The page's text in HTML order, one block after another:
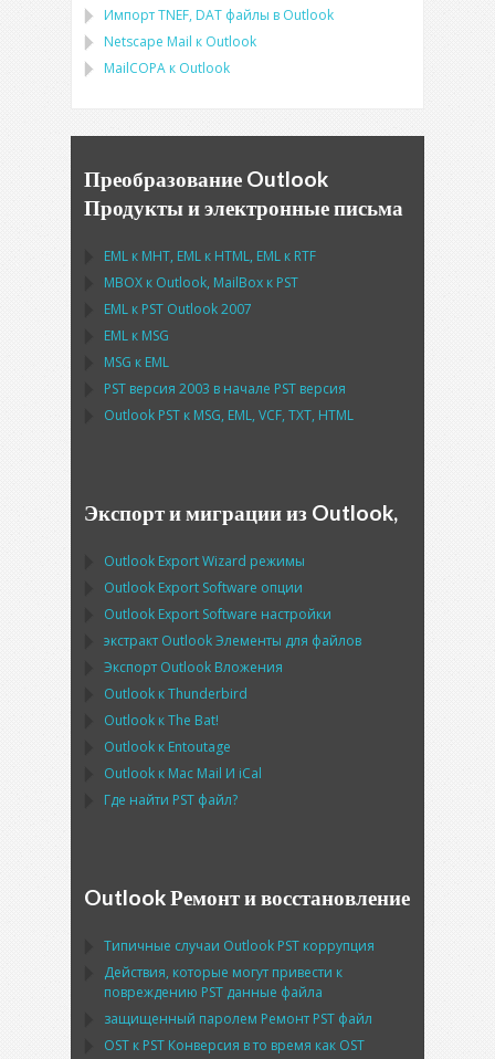
ИмпортTNEF, DAT файлы в Outlook
Netscape Mail к Outlook
MailCOPA к Outlook
Преобразование Outlook
Продукты и электронные письма
EML к MHT, EML к HTML, EML к RTF
MBOX к Outlook, MailBox к PST
EML к PST Outlook2007
EML к MSG
MSG к EML
PST версия 2003 в начале PST версия
Outlook PST к MSG, EML, VCF, TXT, HTML
Экспорт и миграции из Outlook,
Outlook Export Wizard режимы
Outlook Export Software опции
Outlook Export Software настройки
экстракт OutlookЭлементы для файлов
Экспорт Outlook Вложения
Outlook кThunderbird
Outlook кThe Bat!
Outlook к Entoutage
Outlook к Mac Mail И iCal
Где найти PST файл?
Outlook Ремонт и восстановление
Типичные случаи Outlook PST коррупция
Действия, которые могут привести к
повреждению PST данные файла
защищенный паролем Ремонт PST файл
OST к PST Конверсия в то время как OST